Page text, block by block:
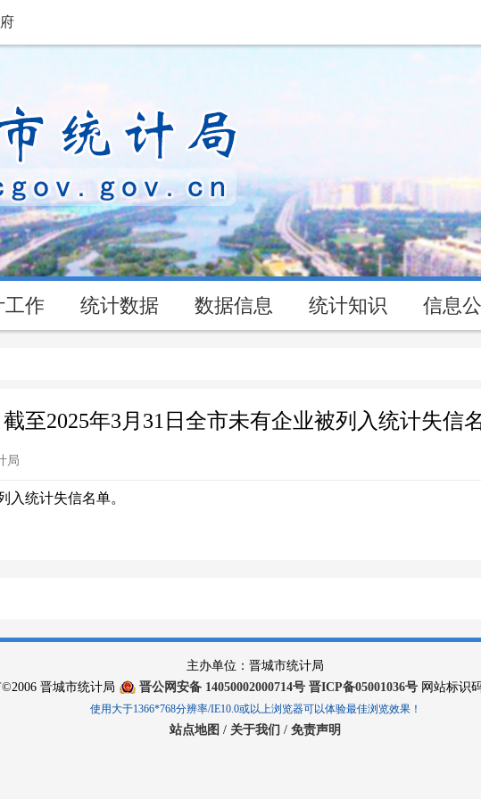
工作 统计数据 数据信息 统计知识 信息
截至2025年3月31日全市未有企业被列入统计失信
局
统计失信名单。
主办单位：晋城市统计局
晋城市统计局
晋公网安备 14050002000714号 晋ICP备05001036号 网站标识
使用大于1366*768分辨率/IE10.0或以上浏览器可以体验最佳浏览效果！
站点地图 / 关于我们 / 免责声明